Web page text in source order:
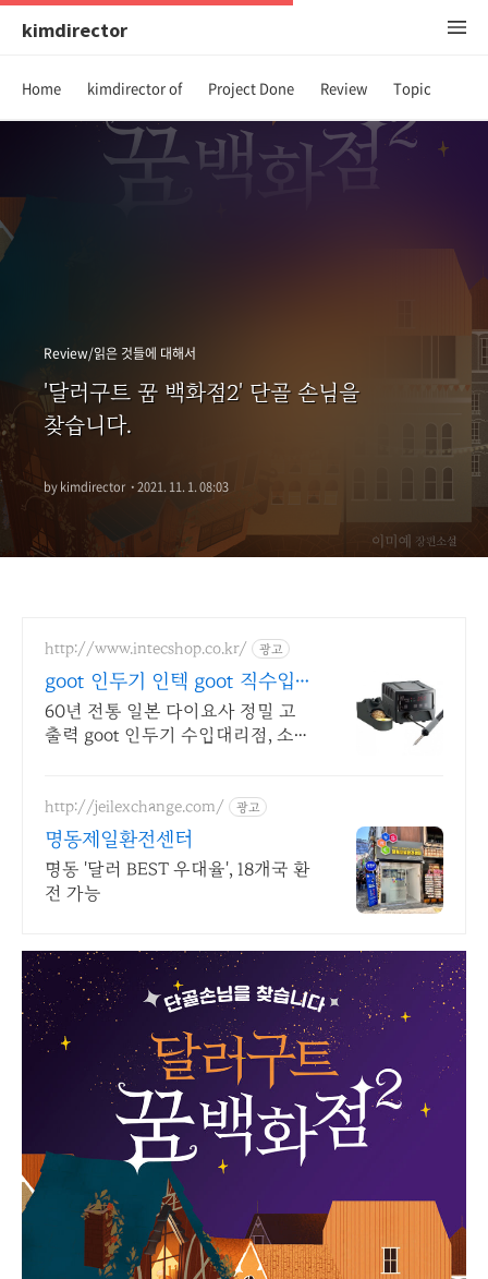
kimdirector
Home kimdirector of Project Done Review Topic
Review/읽은 것들에 대해서
'달러구트 꿈 백화점2' 단골 손님을
찾습니다.
by kimdirector ·2021. 11. 1. 08:03
http://www.intecshop.co.kr/ 광고
goot 인두기 인텍 goot 직수입
정품 !
60년 전통 일본 다이요사 정밀 고
출력 goot 인두기 수입대리점, 소모
http://jeilexchange.com/ 광고
명동제일환전센터
명동 '달러 BEST 우대율', 18개국 환
전 가능